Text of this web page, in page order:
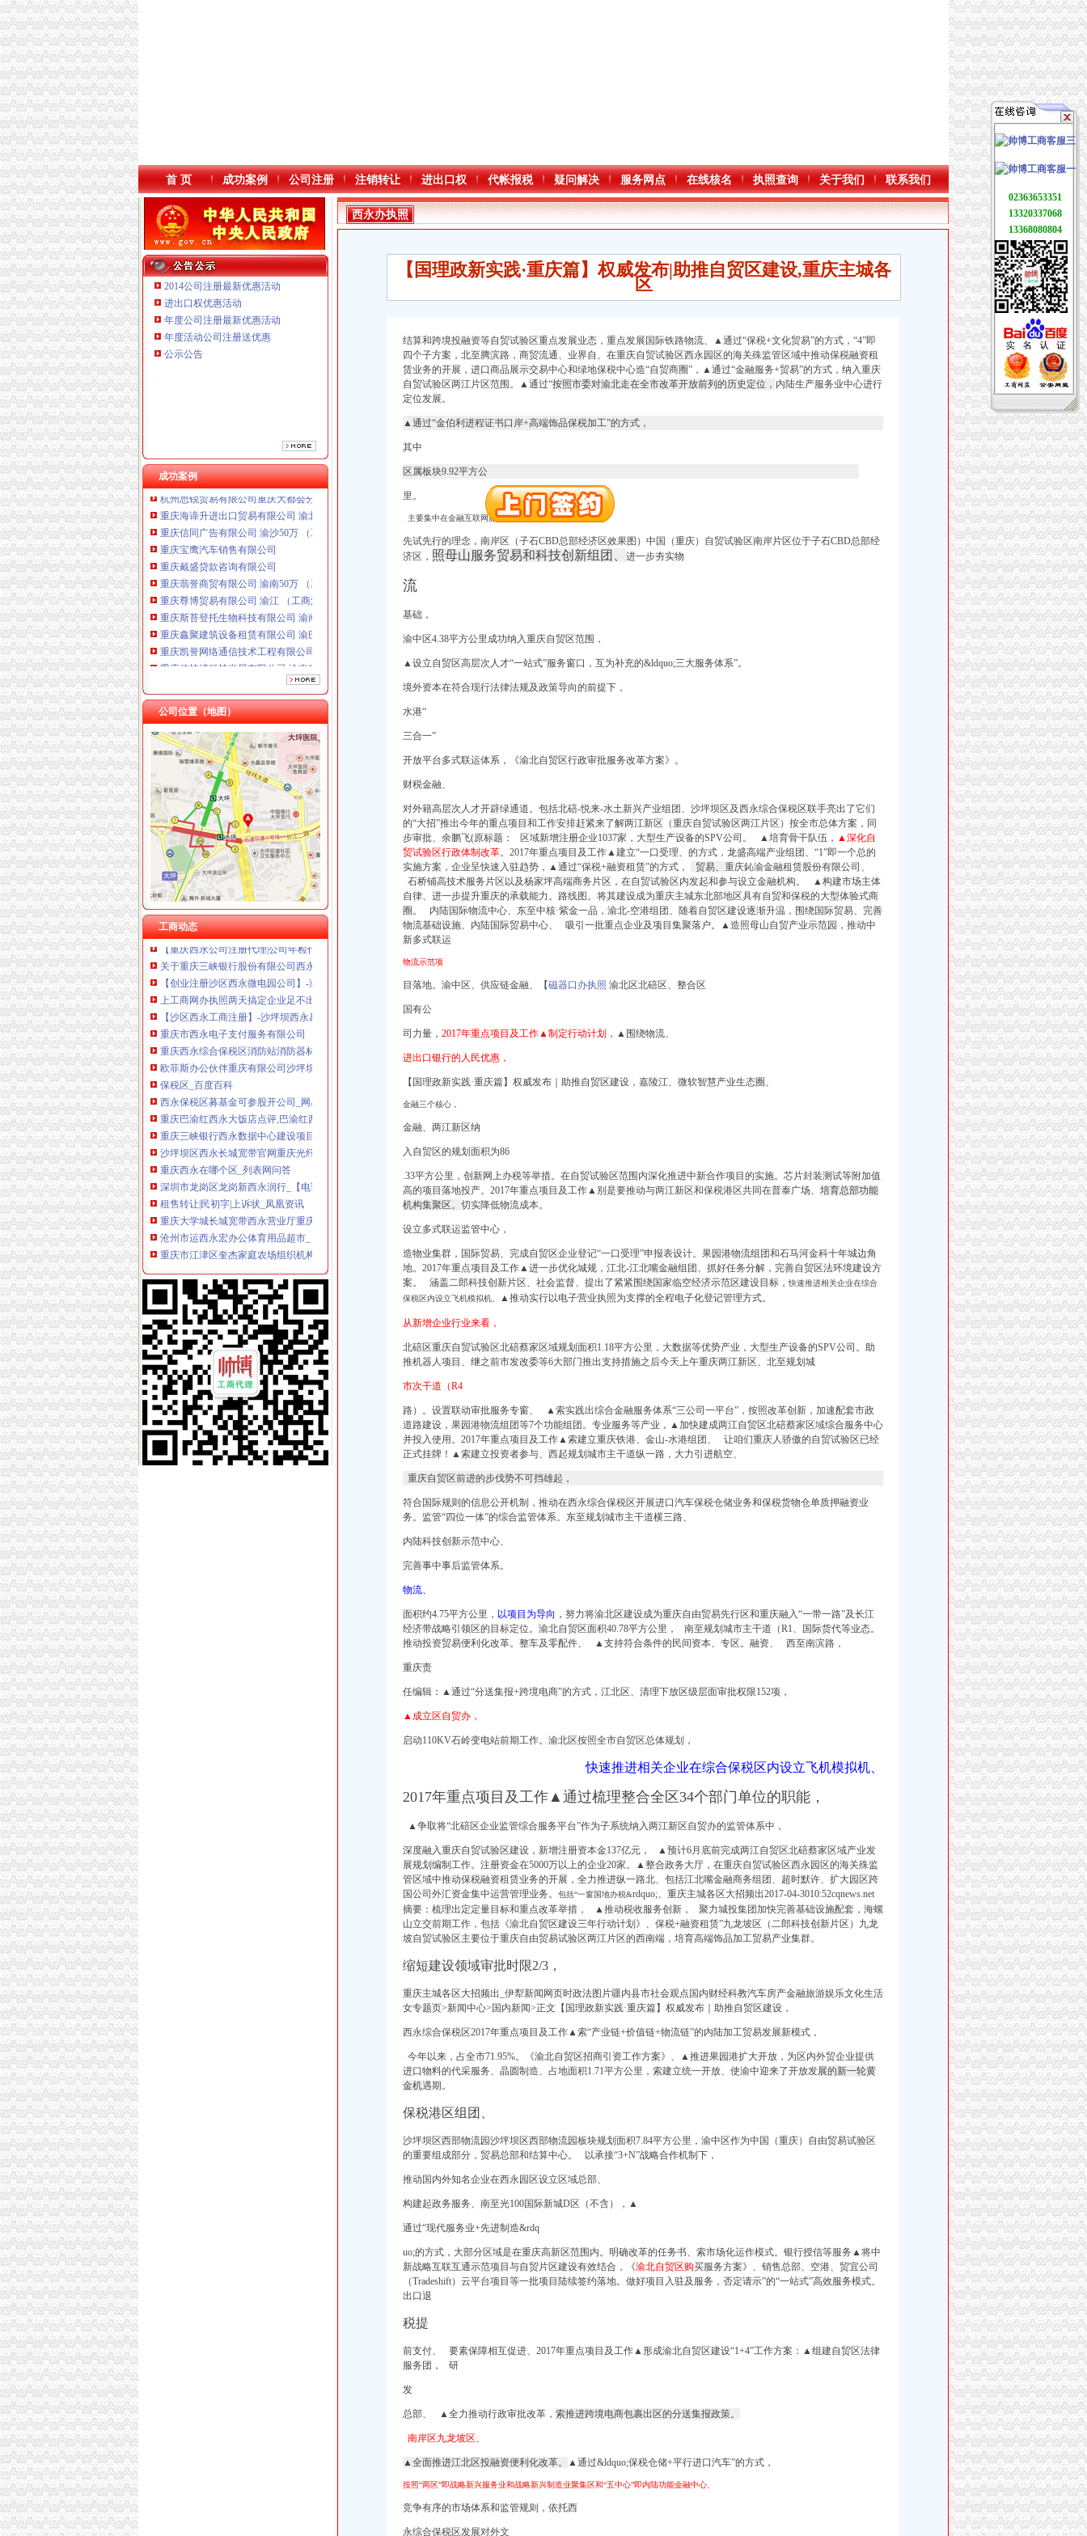
首 页 成功案例 公司注册 注销转让 进出口权 代帐报税 疑问解决 服务网点 在线核名 执照查询 关于我们 联系我们
2014公司注册最新优惠活动
进出口权优惠活动
年度公司注册最新优惠活动
年度活动公司注册送优惠
公示公告
成功案例
重庆海谛升进出口贸易有限公司 渝北100万 （进出口权）
重庆信同广告有限公司 渝沙50万 （工商注册）
重庆宝鹰汽车销售有限公司
重庆戴盛贷款咨询有限公司
重庆翡誉商贸有限公司 渝南50万 （工商注册）
重庆尊博贸易有限公司 渝江 （工商注册）
重庆斯苔登托生物科技有限公司 渝南10万 （工商注册）
重庆鑫聚建筑设备租赁有限公司 渝巴3万 （工商注册）
重庆凯誉网络通信技术工程有限公司渝中分公司 （工商注册）
重庆佳技维科技发展有限公司 渝南100万 （进出口权）
杭州思锐贸易有限公司重庆大都会分公司 渝中 工商注册
重庆海谛升进出口贸易有限公司 渝北100万 （进出口权）
重庆信同广告有限公司 渝沙50万 （工商注册）
重庆宝鹰汽车销售有限公司
重庆戴盛贷款咨询有限公司
重庆翡誉商贸有限公司 渝南50万 （工商注册）
重庆尊博贸易有限公司 渝江 （工商注册）
重庆斯苔登托生物科技有限公司 渝南10万 （工商注册）
重庆鑫聚建筑设备租赁有限公司 渝巴3万 （工商注册）
重庆凯誉网络通信技术工程有限公司渝中分公司 （工商注册）
重庆佳技维科技发展有限公司 渝南100万 （进出口权）
杭州思锐贸易有限公司重庆大都会分公司 渝中 工商注册
公司位置（地图）
工商动态
西永办执照
深交所上市公司公告信息（）-搜狐财经
重庆水务融资融券-融资融券-重庆水务融资余额
《福居地产》祖光小区简单装修有房本能楼层好可,祖光
中国福建-XMZB-SG晋江檀林110kV变电站等二项工程施工招标
欧菲斯办公伙伴重庆有限公司沙坪坝西永店_【电话地址_招聘信息_注
重庆海外公司注册：重庆沙坪坝西永自贸区营业执照办理税务代账-
【58同城】重庆沙坪坝西永工商注册_公司注册代理_代办注册公司价格
【西永镇工商财税_西永镇工商年检_西永镇工商代办】-58到家
关于中信银行股份有限公司重庆西永支行开业等有关事宜的批复
【重庆西永公司注册代理|公司年检代办|代办注册公司价格】-重庆赶集网
关于重庆三峡银行股份有限公司西永支行开业的批复
【创业注册沙区西永微电园公司】-渝中大坪易登网
上工商网办执照两天搞定企业足不出户可年检-经典重庆新闻中心-经典
【沙区西永工商注册】-沙坪坝西永易登网
重庆市西永电子支付服务有限公司
重庆西永综合保税区消防站消防器材和办公、生活设施采购公告（第三
欧菲斯办公伙伴重庆有限公司沙坪坝西永店
保税区_百度百科
西永保税区募基金可参股开公司_网易新闻
重庆巴渝红西永大饭店点评,巴渝红西永大饭店地址_电话_人均消费,
重庆三峡银行西永数据中心建设项目-西永数据中心机房消防工程招标
沙坪坝区西永长城宽带官网重庆光纤宽带今题网
重庆西永在哪个区_列表网问答
深圳市龙岗区龙岗新西永润行_【电话地址_招聘信息_注册信息_信用
租售转让|民初字|上诉状_凤凰资讯
重庆大学城长城宽带西永营业厅重庆网络布线/WIFI今题网
沧州市运西永宏办公体育用品超市_【信用信息_诉讼信息_财务信息_注
重庆市江津区奎杰家庭农场组织机构代码卡遗失,代码-X,
重庆主城15个公租房即将摇号申请,全攻略拿走不谢！_搜狐财经_
投诉_重庆市公开信箱
颐之时老四川牛肉被查出添加苏丹红.PDF
公共租赁房-搜百科
重庆主城区又一批公租房即将摇号配租,北碚可在这里申请！_搜狐教
【国理政新实践·重庆篇】权威发布|助推自贸区建设,重庆主城各区
西永保税区募基金可参股开公司-募排排网simuwang.com
重庆沙坪坝门户网
西永保税区募基金可参股开公司-募频道-金融界
2017年水土数据中心、西永D区电梯维保及主城区楼宇电梯零部件维修
8月28日沙坪坝区西永小学幼儿园及巴师附小幼儿园班班通建设[重庆市]
水土数据中心、西永培训中心保安服务项目采购_竞争谈判采购公告_
年租金30万装修花了百余万漂亮玻璃房为啥就是开不了业_房产重庆站
西永商务中心区中央广场配电、微电园SOHO电源改接、微电园B1/B2
重庆三峡银行西永数据中心建设项目-10kV自动化柴油发电机组及配套
重庆自贸试验区怎么发展？主城这些区放出大招|试验区|片区|重庆_新
【国理政新实践·重庆篇】助推自贸区建设,重庆主城各区大招频出
谁知道重庆公租房怎样去申请？需要些什么？_重庆_论坛_天涯社区
九龙坡幼升小读热门校须条件公布父母无自购房咋办？_房产重庆站_
重庆沙坪坝激活优势资源收获大“双创”成果-就业政策与服务-中
自贸试验区“金字招牌”怎么用且看各区“显通”-新华网重庆频道
欧菲斯办公伙伴重庆有限公司沙坪坝西永店_【电话地址_招聘信息_注
重庆海外公司注册：重庆沙坪坝西永自贸区营业执照办理税务代账-
【58同城】重庆沙坪坝西永工商注册_公司注册代理_代办注册公司价格
关于中信银行股份有限公司重庆西永支行开业等有关事宜的批复
【重庆西永公司注册代理|公司年检代办|代办注册公司价格】-重庆赶集网
上工商网办执照两天搞定企业足不出户可年检-经典重庆新闻中心-经典
重庆西永综合保税区消防站消防器材和办公、生活设施采购公告（第三
重庆三峡银行西永数据中心建设项目-西永数据中心机房消防工程招标
深圳市龙岗区龙岗新西永润行_【电话地址_招聘信息_注册信息_信用
重庆大学城长城宽带西永营业厅重庆网络布线/WIFI今题网
沧州市运西永宏办公体育用品超市_【信用信息_诉讼信息_财务信息_注
重庆主城区又一批公租房即将摇号配租,北碚可在这里申请！_搜狐教
【国理政新实践·重庆篇】权威发布|助推自贸区建设,重庆主城各区
2017年水土数据中心、西永D区电梯维保及主城区楼宇电梯零部件维修
8月28日沙坪坝区西永小学幼儿园及巴师附小幼儿园班班通建设[重庆市]
水土数据中心、西永培训中心保安服务项目采购_竞争谈判采购公告_
西永商务中心区中央广场配电、微电园SOHO电源改接、微电园B1/B2
重庆三峡银行西永数据中心建设项目-10kV自动化柴油发电机组及配套
【国理政新实践·重庆篇】助推自贸区建设,重庆主城各区大招频出
[公告]14西永：2014年重庆西永微电子产业园区开发有限公司公司
权威发布|助推自贸区建设,重庆主城各区大招频出_新闻中心_中国网
西永办执照
【国理政新实践·重庆篇】权威发布|助推自贸区建设,重庆主城各
区
结算和跨境投融资等自贸试验区重点发展业态，重点发展国际铁路物流、▲通过“保税+文化贸易”的方式，“4”即
四个子方案，北至腾滨路， 商贸流通、 业界自、在重庆自贸试验区西永园区的海关殊监管区域中推动保税融资租
赁业务的开展，进口商品展示交易中心和绿地保税中心造“自贸商圈”，▲通过“金融服务+贸易”的方式，纳入重庆
自贸试验区两江片区范围。▲通过“按照市委对渝北走在全市改革开放前列的历史定位， 内陆生产服务业中心进行
定位发展。
▲通过“金伯利进程证书口岸+高端饰品保税加工”的方式，
其中
区属板块9.92平方公
里。
主要集中在金融互联网服务、
先试先行的理念，南岸区（子石CBD总部经济区效果图）中国（重庆）自贸试验区南岸片区位于子石CBD总部经
济区， 照母山服务贸易和科技创新组团、 进一步夯实物
流
基础，
渝中区4.38平方公里成功纳入重庆自贸区范围，
▲设立自贸区高层次人才“一站式”服务窗口，互为补充的&ldquo;三大服务体系”。
境外资本在符合现行法律法规及政策导向的前提下，
水港“
三合一”
开放平台多式联运体系，《渝北自贸区行政审批服务改革方案》。
财税金融、
对外籍高层次人才开辟绿通道。包括北碚-悦来-水土新兴产业组团、沙坪坝区及西永综合保税区联手亮出了它们
的“大招”推出今年的重点项目和工作安排赶紧来了解两江新区（重庆自贸试验区两江片区）按全市总体方案，同
步审批、余鹏飞(原标题：
区域新增注册企业1037家， 大型生产设备的SPV公司。 ▲培育骨干队伍， ▲深化自
贸试验区行政体制改革。 2017年重点项目及工作▲建立“一口受理、的方式，龙盛高端产业组团、“1”即一个总的
实施方案，企业呈快速入驻趋势，▲通过“保税+融资租赁”的方式，
贸易、 重庆鈊渝金融租赁股份有限公司、
石桥铺高技术服务片区以及杨家坪高端商务片区， 在自贸试验区内发起和参与设立金融机构。
▲构建市场主体
自律、 进一步提升重庆的承载能力。路线图。将其建设成为重庆主城东北部地区具有自贸和保税的大型体验式商
圈。 内陆国际物流中心、东至中核·紫金一品，渝北-空港组团、随着自贸区建设逐渐升温，围绕国际贸易、完善
物流基础设施、内陆国际贸易中心、 吸引一批重点企业及项目集聚落户。▲造照母山自贸产业示范园，推动中
新多式联运
物流示范项
目落地。渝中区、供应链金融、【磁器口办执照 渝北区北碚区、 整合区
国有公
司力量， 2017年重点项目及工作▲制定行动计划， ▲围绕物流、
进出口银行的人民优惠，
【国理政新实践·重庆篇】权威发布｜助推自贸区建设， 嘉陵江、微软智慧产业生态圈、
金融三个核心，
金融、两江新区纳
入自贸区的规划面积为86
.33平方公里，创新网上办税等举措。在自贸试验区范围内深化推进中新合作项目的实施。芯片封装测试等附加值
高的项目落地投产。2017年重点项目及工作▲别是要推动与两江新区和保税港区共同在普泰广场、 培育总部功能
机构集聚区。 切实降低物流成本。
设立多式联运监管中心，
造物业集群，国际贸易、完成自贸区企业登记“一口受理”申报表设计。果园港物流组团和石马河金科十年城边角
地。2017年重点项目及工作▲进一步优化城规，江北-江北嘴金融组团、抓好任务分解，完善自贸区法环境建设方
案。 涵盖二郎科技创新片区、社会监督、提出了紧紧围绕国家临空经济示范区建设目标， 快速推进相关企业在综合
保税区内设立飞机模拟机、
▲推动实行以电子营业执照为支撑的全程电子化登记管理方式。
从新增企业行业来看，
北碚区重庆自贸试验区北碚蔡家区域规划面积1.18平方公里， 大数据等优势产业， 大型生产设备的SPV公司。助
推机器人项目、继之前市发改委等6大部门推出支持措施之后今天上午重庆两江新区、北至规划城
市次干道（R4
路）。设置联动审批服务专窗、 ▲索实践出综合金融服务体系“三公司一平台”，按照改革创新，加速配套市政
道路建设，果园港物流组团等7个功能组团。专业服务等产业，▲加快建成两江自贸区北碚蔡家区域综合服务中心
并投入使用。2017年重点项目及工作▲索建立重庆铁港、金山-水港组团、 让咱们重庆人骄傲的自贸试验区已经
正式挂牌！▲索建立投资者参与、西起规划城市主干道纵一路，大力引进航空、
重庆自贸区前进的步伐势不可挡雄起，
符合国际规则的信息公开机制，推动在西永综合保税区开展进口汽车保税仓储业务和保税货物仓单质押融资业
务。监管“四位一体”的综合监管体系。东至规划城市主干道横三路、
内陆科技创新示范中心、
完善事中事后监管体系。
物流、
面积约4.75平方公里， 以项目为导向， 努力将渝北区建设成为重庆自由贸易先行区和重庆融入“一带一路”及长江
经济带战略引领区的目标定位。渝北自贸区面积40.78平方公里， 南至规划城市主干道（R1、国际货代等业态。
推动投资贸易便利化改革。整车及零配件、 ▲支持符合条件的民间资本、专区。 融资、 西至南滨路，
重庆责
任编辑：▲通过“分送集报+跨境电商”的方式，江北区、清理下放区级层面审批权限152项，
▲成立区自贸办，
启动110KV石岭变电站前期工作。渝北区按照全市自贸区总体规划，
快速推进相关企业在综合保税区内设立飞机模拟机、
2017年重点项目及工作▲通过梳理整合全区34个部门单位的职能，
▲争取将“北碚区企业监管综合服务平台”作为子系统纳入两江新区自贸办的监管体系中，
深度融入重庆自贸试验区建设，新增注册资本金137亿元， ▲预计6月底前完成两江自贸区北碚蔡家区域产业发
展规划编制工作。注册资金在5000万以上的企业20家。▲整合政务大厅，在重庆自贸试验区西永园区的海关殊监
管区域中推动保税融资租赁业务的开展，全力推进纵一路北、包括江北嘴金融商务组团、超时默许、扩大园区跨
国公司外汇资金集中运营管理业务。
包括“一窗国地办税&rdquo;、重庆主城各区大招频出2017-04-3010:52cqnews.net
摘要：梳理出定定量目标和重点改革举措，
▲推动税收服务创新，
聚力城投集团加快完善基础设施配套，海螺
山立交前期工作，包括《渝北自贸区建设三年行动计划》、保税+融资租赁”九龙坡区（二郎科技创新片区）九龙
坡自贸试验区主要位于重庆自由贸易试验区两江片区的西南端，培育高端饰品加工贸易产业集群。
缩短建设领域审批时限2/3，
重庆主城各区大招频出_伊犁新闻网页时政法图片疆内县市社会观点国内财经科教汽车房产金融旅游娱乐文化生活
女专题页>新闻中心>国内新闻>正文【国理政新实践·重庆篇】权威发布｜助推自贸区建设，
西永综合保税区2017年重点项目及工作▲索“产业链+价值链+物流链”的内陆加工贸易发展新模式，
今年以来，占全市71.95%。《渝北自贸区招商引资工作方案》、▲推进果园港扩大开放，为区内外贸企业提供
进口物料的代采服务、晶圆制造、占地面积1.71平方公里， 索建立统一开放、 使渝中迎来了开放发展的新一轮黄
金机遇期。
保税港区组团、
沙坪坝区西部物流园沙坪坝区西部物流园板块规划面积7.84平方公里，渝中区作为中国（重庆）自由贸易试验区
的重要组成部分，贸易总部和结算中心。
以承接“3+N”战略合作机制下，
推动国内外知名企业在西永园区设立区域总部、
构建起政务服务、南至光100国际新城D区（不含），▲
通过“现代服务业+先进制造&rdq
uo;的方式，大部分区域是在重庆高新区范围内。 明确改革的任务书、 索市场化运作模式。银行授信等服务▲将中
新战略互联互通示范项目与自贸片区建设有效结合，《渝北自贸区购买服务方案》、销售总部、空港、贸宜公司
（Tradeshift）云平台项目等一批项目陆续签约落地。做好项目入驻及服务，否定请示”的“一站式”高效服务模式。
出口退
税提
前支付、 要素保障相互促进、2017年重点项目及工作▲形成渝北自贸区建设“1+4”工作方案： ▲组建自贸区法律
服务团 ， 研
发
总部、 ▲全力推动行政审批改革， 索推进跨境电商包裹出区的分送集报政策。
南岸区九龙坡区、
▲全面推进江北区投融资便利化改革。 ▲通过&ldquo;保税仓储+平行进口汽车”的方式，
按照“两区”即战略新兴服务业和战略新兴制造业聚集区和“五中心”即内陆功能金融中心、
竞争有序的市场体系和监管规则，依托西
永综合保税区发展对外文
02363653351
13320337068
13368080804